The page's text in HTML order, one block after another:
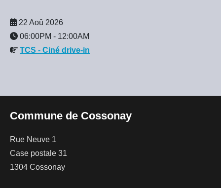
22 Aoû 2026
06:00PM - 12:00AM
TCS - Ciné drive-in
Commune de Cossonay
Rue Neuve 1
Case postale 31
1304 Cossonay